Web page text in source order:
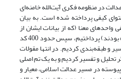
در منظومه فکری آیت‌الله خامنه‌ای
کیفی پرداخته شده است. به بیان
واحدهای معنا (که از بیانات ایشان از
دهه 60 تاکنون جمع‌آوری شده بودند) پرداختیم، سپس حدود 400 کد
17 مقوله تفسیر و طبقه‌بندی کردیم. در انتها مقولات
تحلیل و تفسیر کردیم و به یک تم اصلی
در مسیر عدالت اسلامی، معیار و